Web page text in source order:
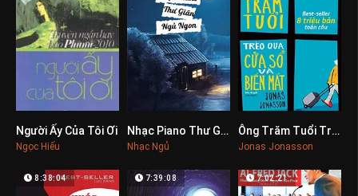
0
Người Ấy Của Tôi Ơi
Ngọc Hiếu
0Nhạc Piano Thư Giãn, Giảm Căng Thẳng, Ngủ Ngon
Nhạc Ngủ
0Ông Trăm Tuổi Trèo Qua Cửa Sổ Và Biến Mất
Jonas Jonasson
8:38:04 7:39:08 7:02:21